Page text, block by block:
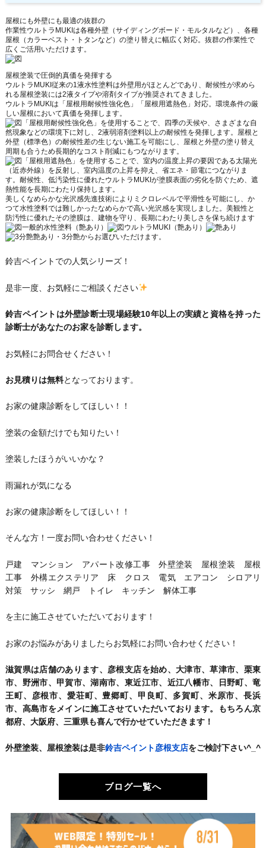
屋根にも外壁にも最適の抜群の
作業性ウルトラMUKIは各種外壁（サイディングボード・モルタルなど）、各種
屋根（カラーベスト・トタンなど）の塗り替えに幅広く対応。抜群の作業性で
広くご活用いただけます。
屋根塗装で圧倒的真価を発揮する
ウルトラMUKI従来の1液水性塗料は外壁用がほとんどであり、耐候性が求めら
れる屋根塗装には2液タイプや溶剤タイプが推奨されてきました。
ウルトラMUKIは「屋根用耐候性強化色」「屋根用遮熱色」対応。環境条件の厳
しい屋根において真価を発揮します。
「屋根用耐候性強化色」を使用することで、四季の天候や、さまざまな自
然現象などの環境下に対し、2液弱溶剤塗料以上の耐候性を発揮します。屋根と
外壁（標準色）の耐候性差の生じない施工を可能にし、屋根と外壁の塗り替え
周期も合うため長期的なコスト削減にもつながります。
「屋根用遮熱色」を使用することで、室内の温度上昇の要因である太陽光
（近赤外線）を反射し、室内温度の上昇を抑え、省エネ・節電につながりま
す。耐候性、低汚染性に優れたウルトラMUKIが塗膜表面の劣化を防ぐため、遮
熱性能を長期にわたり保持します。
美しくなめらかな光沢感先進技術によりミクロレベルで平滑性を可能にし、か
つて水性塗料では難しかったなめらかで高い光沢感を実現しました。美観性と
防汚性に優れたその塗膜は、建物を守り、長期にわたり美しさを保ち続けます
一般的水性塗料（艶あり）
ウルトラMUKI（艶あり）
艶あり・3分艶からお選びいただけます。
鈴吉ペイントでの人気シリーズ！
是非一度、お気軽にご相談ください
鈴吉ペイントは外壁診断士現場経験10年以上の実績と資格を持った
診断士があなたのお家を診断します。
お気軽にお問合せください！
お見積りは無料となっております。
お家の健康診断をしてほしい！！
塗装の金額だけでも知りたい！
塗装したほうがいいかな？
雨漏れが気になる
お家の健康診断をしてほしい！！
そんな方！一度お問い合わせください！
戸建 マンション アパート改修工事 外壁塗装 屋根塗装 屋根
工事 外構エクステリア 床 クロス 電気 エアコン シロアリ
対策 サッシ 網戸 トイレ キッチン 解体工事
を主に施工させていただいております！
お家のお悩みがありましたらお気軽にお問い合わせください！
滋賀県は店舗のあります、彦根支店を始め、大津市、草津市、栗東
市、野洲市、甲賀市、湖南市、東近江市、近江八幡市、日野町、竜
王町、彦根市、愛荘町、豊郷町、甲良町、多賀町、米原市、長浜
市、高島市をメインに施工させていただいております。もちろん京
都府、大阪府、三重県も喜んで行かせていただきます！
外壁塗装、屋根塗装は是非鈴吉ペイント彦根支店をご検討下さい^_^
ブログ一覧へ